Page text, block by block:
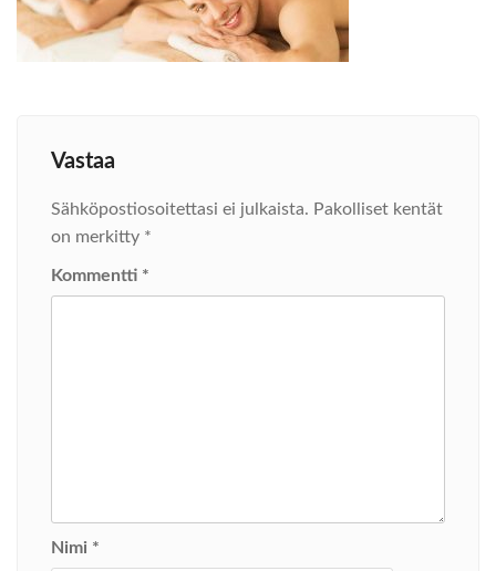
Vastaa
Sähköpostiosoitettasi ei julkaista. Pakolliset kentät
on merkitty *
Kommentti *
Nimi *